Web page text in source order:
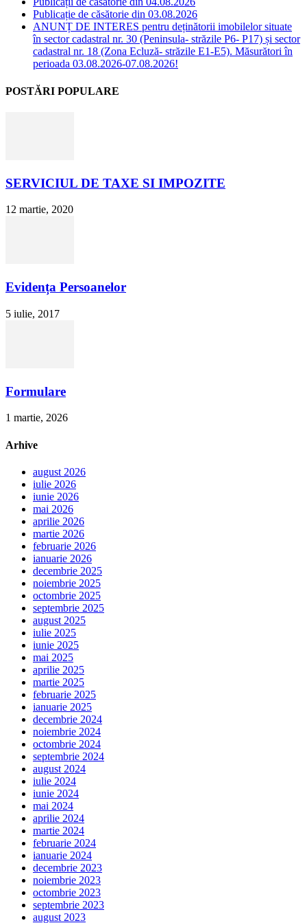
Publicație de căsătorie din 03.08.2026
ANUNȚ DE INTERES pentru deținătorii imobilelor situate
în sector cadastral nr. 30 (Peninsula- străzile P6- P17) și sector
cadastral nr. 18 (Zona Ecluză- străzile E1-E5). Măsurători în
perioada 03.08.2026-07.08.2026!
POSTĂRI POPULARE
SERVICIUL DE TAXE SI IMPOZITE
12 martie, 2020
Evidența Persoanelor
5 iulie, 2017
Formulare
1 martie, 2026
Arhive
august 2026
iulie 2026
iunie 2026
mai 2026
aprilie 2026
martie 2026
februarie 2026
ianuarie 2026
decembrie 2025
noiembrie 2025
octombrie 2025
septembrie 2025
august 2025
iulie 2025
iunie 2025
mai 2025
aprilie 2025
martie 2025
februarie 2025
ianuarie 2025
decembrie 2024
noiembrie 2024
octombrie 2024
septembrie 2024
august 2024
iulie 2024
iunie 2024
mai 2024
aprilie 2024
martie 2024
februarie 2024
ianuarie 2024
decembrie 2023
noiembrie 2023
octombrie 2023
septembrie 2023
august 2023